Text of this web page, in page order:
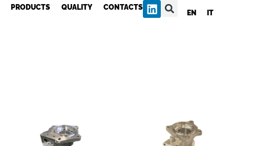
PRODUCTS QUALITY CONTACTS
EN IT